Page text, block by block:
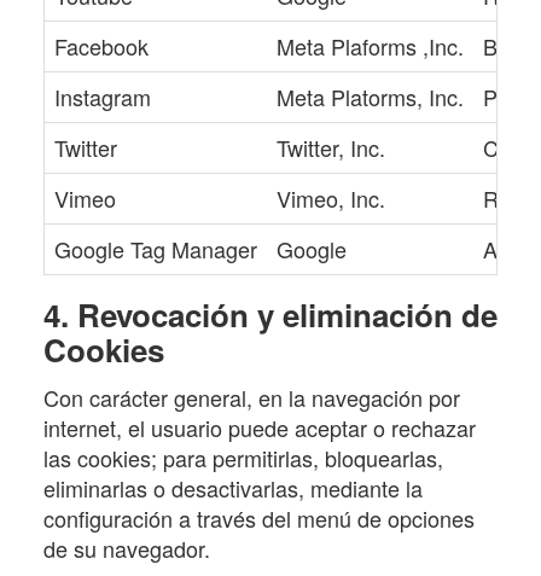
Facebook
Meta Plaforms ,Inc.
Instagram
Meta Platorms, Inc.
Perfil
Twitter
Twitter, Inc.
Vimeo
Vimeo, Inc.
Google Tag Manager
Google
4. Revocación y eliminación de
Cookies
Con carácter general, en la navegación por
internet, el usuario puede aceptar o rechazar
las cookies; para permitirlas, bloquearlas,
eliminarlas o desactivarlas, mediante la
configuración a través del menú de opciones
de su navegador.